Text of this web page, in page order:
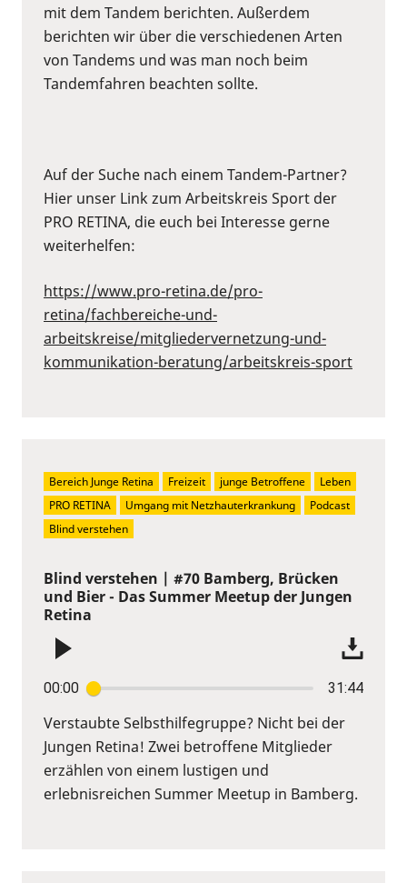
mit dem Tandem berichten. Außerdem
berichten wir über die verschiedenen Arten
von Tandems und was man noch beim
Tandemfahren beachten sollte.
Auf der Suche nach einem Tandem-Partner?
Hier unser Link zum Arbeitskreis Sport der
PRO RETINA, die euch bei Interesse gerne
weiterhelfen:
https://www.pro-retina.de/pro-
retina/fachbereiche-und-
arbeitskreise/mitgliedervernetzung-und-
kommunikation-beratung/arbeitskreis-sport
Blind verstehen | #70 Bamberg, Brücken
und Bier - Das Summer Meetup der Jungen
Retina
00:00 31:44
Verstaubte Selbsthilfegruppe? Nicht bei der
Jungen Retina! Zwei betroffene Mitglieder
erzählen von einem lustigen und
erlebnisreichen Summer Meetup in Bamberg.
Bereich Junge Retina Freizeit junge Betroffene
Leben
PRO RETINA
Umgang mit Netzhauterkrankung
Podcast
Blind verstehen